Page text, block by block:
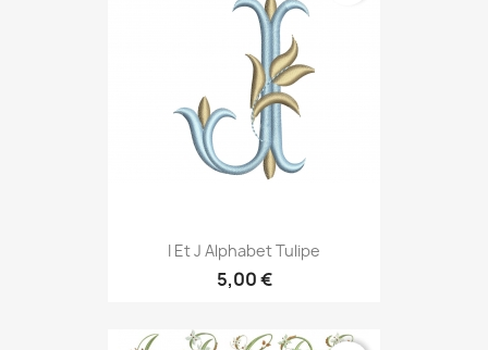
I Et J Alphabet Tulipe
5,00 €